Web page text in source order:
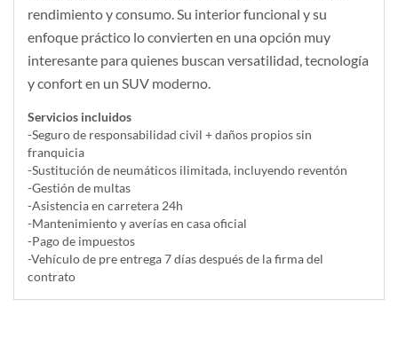
rendimiento y consumo. Su interior funcional y su
enfoque práctico lo convierten en una opción muy
interesante para quienes buscan versatilidad, tecnología
y confort en un SUV moderno.
Servicios incluidos
-Seguro de responsabilidad civil + daños propios sin
franquicia
-Sustitución de neumáticos ilimitada, incluyendo reventón
-Gestión de multas
-Asistencia en carretera 24h
-Mantenimiento y averías en casa oficial
-Pago de impuestos
-Vehículo de pre entrega 7 días después de la firma del
contrato